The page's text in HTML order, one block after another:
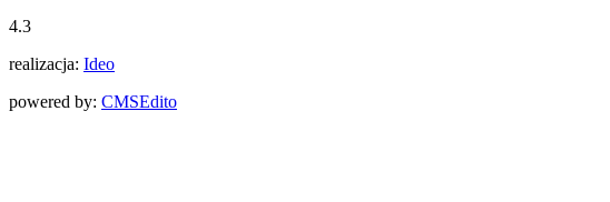
4.3
realizacja: Ideo
powered by: CMSEdito